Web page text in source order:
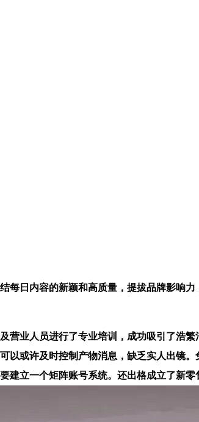
日内容的新颖和高质量，提拔品牌影响
业人员进行了专业培训，成功吸引了浩
以或许及时控制产物消息，缺乏实人出镜
立一个矩阵账号系统。还出格成立了新零